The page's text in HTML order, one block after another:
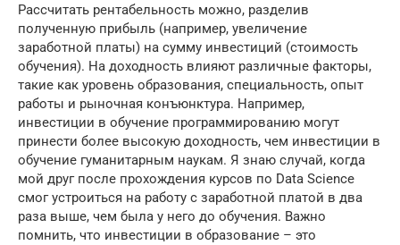
Рассчитать рентабельность можно, разделив
полученную прибыль (например, увеличение
заработной платы) на сумму инвестиций (стоимость
обучения). На доходность влияют различные факторы,
такие как уровень образования, специальность, опыт
работы и рыночная конъюнктура. Например,
инвестиции в обучение программированию могут
принести более высокую доходность, чем инвестиции в
обучение гуманитарным наукам. Я знаю случай, когда
мой друг после прохождения курсов по Data Science
смог устроиться на работу с заработной платой в два
раза выше, чем была у него до обучения. Важно
помнить, что инвестиции в образование – это